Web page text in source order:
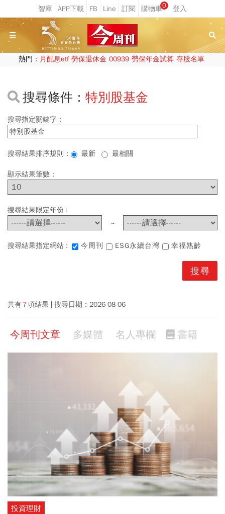
0
熱門： 月配息etf 勞保退休金 00939 勞保年金試算 存股名單
搜尋條件： 特別股基金
搜尋指定關鍵字：
搜尋結果排序規則： 最新 最相關
顯示結果筆數：
搜尋結果限定年份 :
~
搜尋結果指定網站 : 今周刊 ESG永續台灣 幸福熟齡
共有7項結果 搜尋日期： 2026-08-06
今周刊文章 多媒體 名人專欄 書籍
投資理財